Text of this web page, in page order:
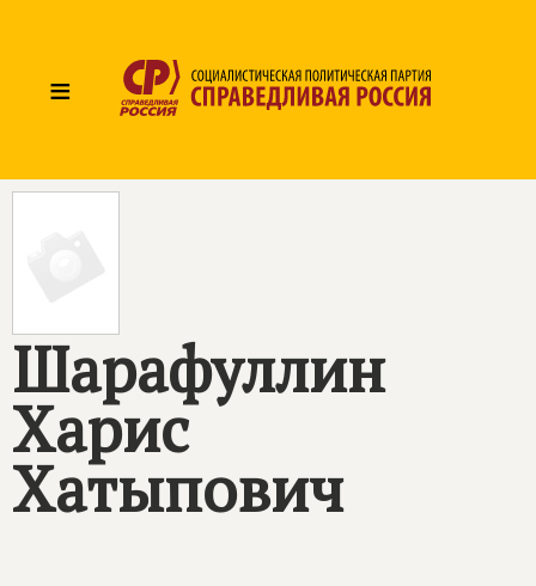
≡
Шарафуллин
Харис
Хатыпович